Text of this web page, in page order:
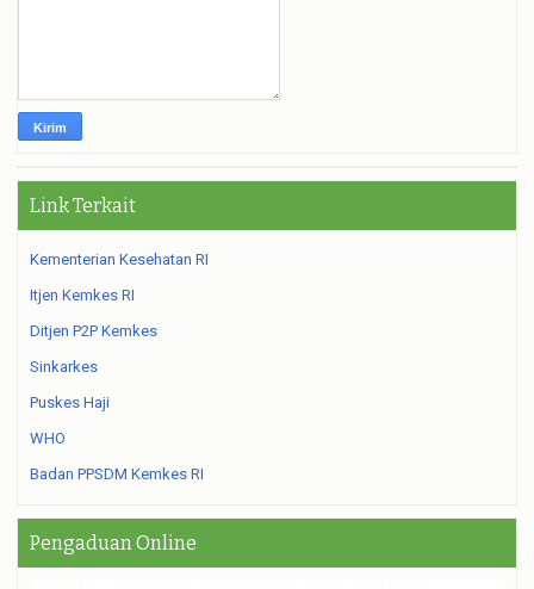
Link Terkait
Kementerian Kesehatan RI
Itjen Kemkes RI
Ditjen P2P Kemkes
Sinkarkes
Puskes Haji
WHO
Badan PPSDM Kemkes RI
Pengaduan Online